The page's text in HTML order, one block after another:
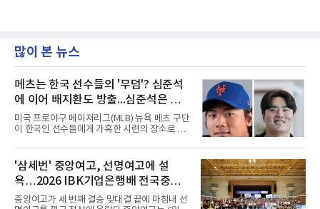
많이 본 뉴스
메츠는 한국 선수들의 '무덤'? 심준석
에 이어 배지환도 방출...심준석은 이
미 귀국, 배지환은 미국 잔류할 듯
미국 프로야구 메이저리그(MLB) 뉴욕 메츠 구단
이 한국인 선수들에게 가혹한 시련의 장소로 전
대형 유망주로 기대를 모았던 투수 심준석에 이
어, 빅리그 경력을 지닌 내외야수 배지환까지 연
달아 뉴욕 메츠 산하 마이너리그에서 방출 통보
를 받는 아픔을 겪었다. 두 선수의 동반 이탈은
메츠 구단이 유독 한국 선수들에게 '기회의 땅'이
아닌 '무덤'처럼 작용하고 있음을 방증하고 있다.
'삼세번' 중앙여고, 선명여고에 설
욕…2026 IBK기업은행배 전국중고
배구대회 우승
중앙여고가 세 번째 결승 맞대결 끝에 마침내 선